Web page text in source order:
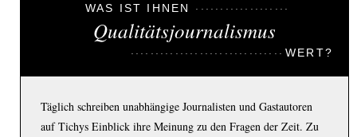
WAS IST IHNEN
Qualitätsjournalismus
WERT?
Täglich schreiben unabhängige Journalisten und Gastautoren
auf Tichys Einblick ihre Meinung zu den Fragen der Zeit. Zu